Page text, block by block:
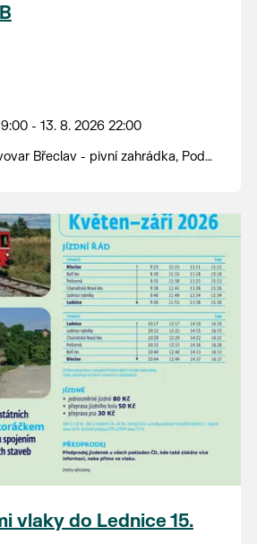
- 13. 8. 2026 22:00
Břeclav - pivní zahrádka, Pod
vlaky do Lednice 15.